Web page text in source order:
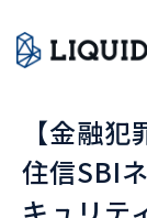
TOP
【金融
住信SBI